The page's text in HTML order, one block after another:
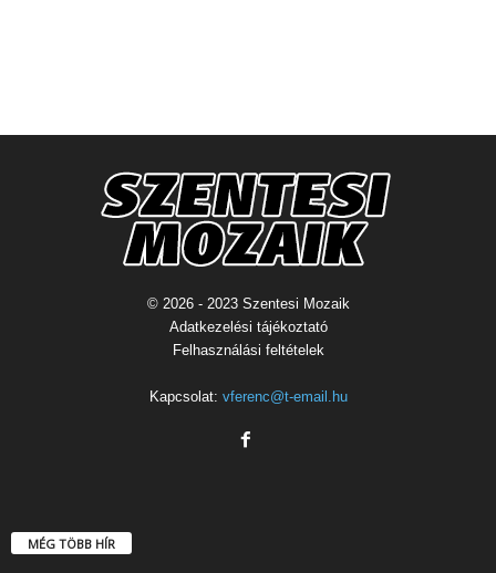
© 2026 - 2023 Szentesi Mozaik
Adatkezelési tájékoztató
Felhasználási feltételek
Kapcsolat: vferenc@t-email.hu
MÉG TÖBB HÍR